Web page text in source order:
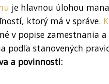
je hlavnou úlohou
ktorý má v správe.
v popise zamestnania
podľa stanovených
a povinnosti: